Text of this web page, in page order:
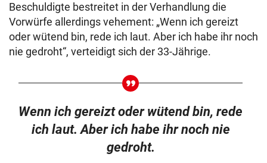
Beschuldigte bestreitet in der Verhandlung die
Vorwürfe allerdings vehement: „Wenn ich gereizt
oder wütend bin, rede ich laut. Aber ich habe ihr noch
nie gedroht“, verteidigt sich der 33-Jährige.
Wenn ich gereizt oder wütend bin, rede
ich laut. Aber ich habe ihr noch nie
gedroht.